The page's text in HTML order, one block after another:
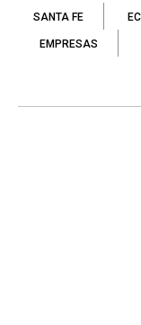
SANTA FE
EMPRESAS